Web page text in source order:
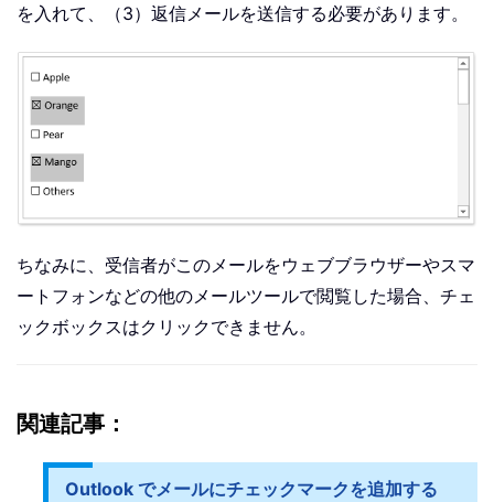
を入れて、（3）返信メールを送信する必要があります。
ちなみに、受信者がこのメールをウェブブラウザーやスマ
ートフォンなどの他のメールツールで閲覧した場合、チェ
ックボックスはクリックできません。
関連記事：
Outlook でメールにチェックマークを追加する